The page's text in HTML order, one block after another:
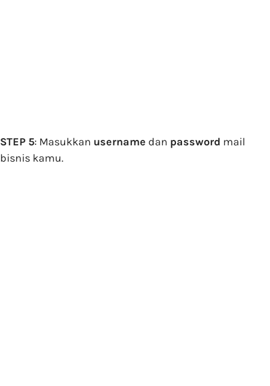
STEP 5: Masukkan username dan password mail
bisnis kamu.